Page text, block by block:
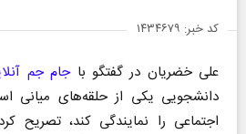
کد خبر: ۱۴۳۴۶۷۹
علی خضریان در گفتگو باجام جم
دانشجویی یکی از حلقه‌های میانی
اجتماعی را نمایندگی کند، تصریح